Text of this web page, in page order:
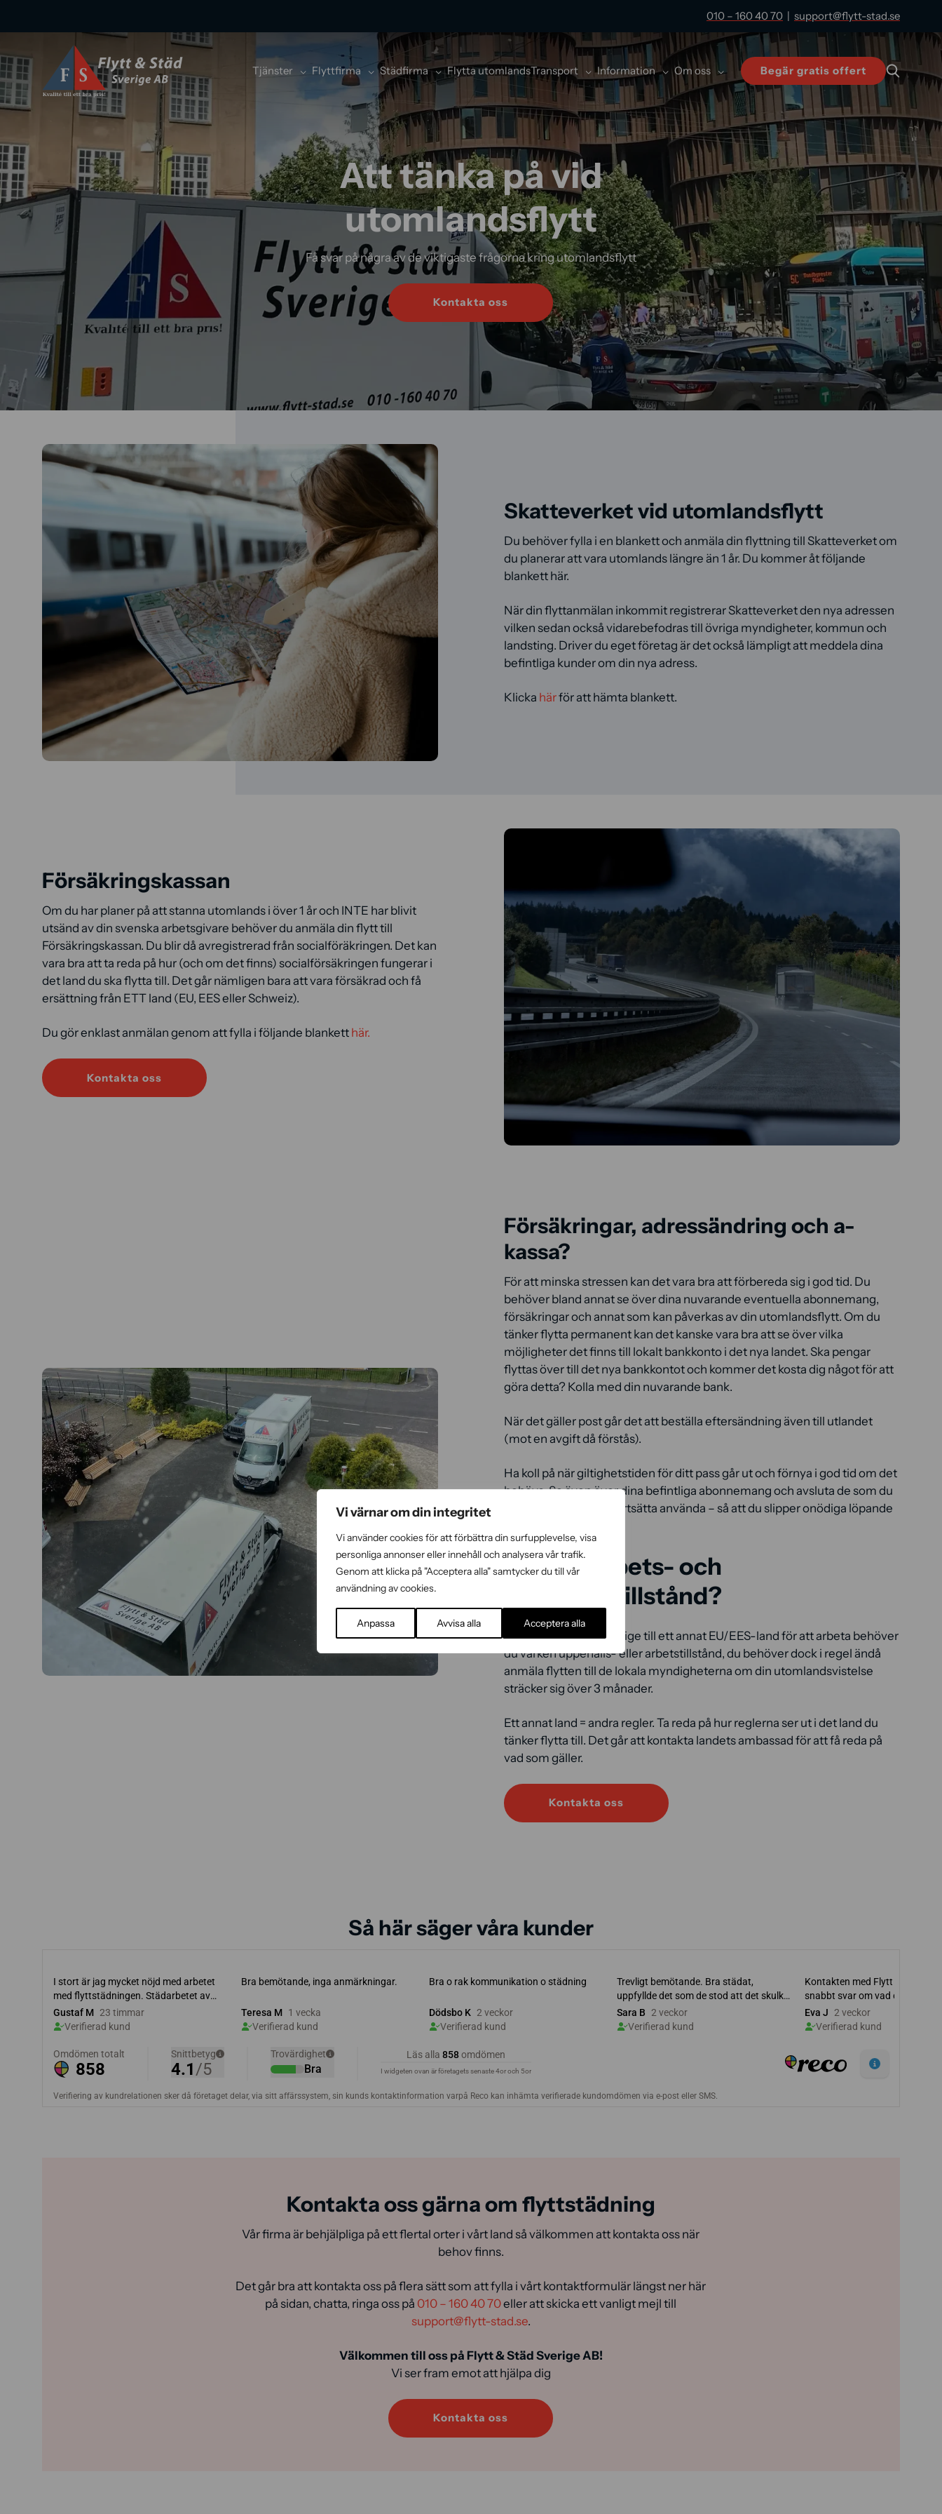
Vi värnar om din integritet
Vi använder cookies för att förbättra din surfupplevelse, visa
personliga annonser eller innehåll och analysera vår trafik.
Genom att klicka på "Acceptera alla" samtycker du till vår
användning av cookies.
Anpassa Avvisa alla Acceptera alla
010 – 160 40 70 | support@flytt-stad.se
Tjänster Flyttfirma Städfirma Flytta utomlandsTransport Information Om oss Begär gratis offert
Att tänka på vid
utomlandsflytt
Få svar på några av de viktigaste frågorna kring utomlandsflytt
Kontakta oss
Skatteverket vid utomlandsflytt
Du behöver fylla i en blankett och anmäla din flyttning till Skatteverket om
du planerar att vara utomlands längre än 1 år. Du kommer åt följande
blankett här.
När din flyttanmälan inkommit registrerar Skatteverket den nya adressen
vilken sedan också vidarebefodras till övriga myndigheter, kommun och
landsting. Driver du eget företag är det också lämpligt att meddela dina
befintliga kunder om din nya adress.
Klicka härför att hämta blankett.
Försäkringskassan
Om du har planer på att stanna utomlands i över 1 år och INTE har blivit
utsänd av din svenska arbetsgivare behöver du anmäla din flytt till
Försäkringskassan. Du blir då avregistrerad från socialföräkringen. Det kan
vara bra att ta reda på hur (och om det finns) socialförsäkringen fungerar i
det land du ska flytta till. Det går nämligen bara att vara försäkrad och få
ersättning från ETT land (EU, EES eller Schweiz).
Du gör enklast anmälan genom att fylla i följande blankett här.
Kontakta oss
Försäkringar, adressändring och a-
kassa?
För att minska stressen kan det vara bra att förbereda sig i god tid. Du
behöver bland annat se över dina nuvarande eventuella abonnemang,
försäkringar och annat som kan påverkas av din utomlandsflytt. Om du
tänker flytta permanent kan det kanske vara bra att se över vilka
möjligheter det finns till lokalt bankkonto i det nya landet. Ska pengar
flyttas över till det nya bankkontot och kommer det kosta dig något för att
göra detta? Kolla med din nuvarande bank.
När det gäller post går det att beställa eftersändning även till utlandet
(mot en avgift då förstås).
Ha koll på när giltighetstiden för ditt pass går ut och förnya i god tid om det
behövs. Se även över dina befintliga abonnemang och avsluta de som du
inte kommer kunna fortsätta använda – så att du slipper onödiga löpande
Behövs arbets- och
uppehållstillstånd?
När du flyttar från Sverige till ett annat EU/EES-land för att arbeta behöver
du varken uppehålls- eller arbetstillstånd, du behöver dock i regel ändå
anmäla flytten till de lokala myndigheterna om din utomlandsvistelse
sträcker sig över 3 månader.
Ett annat land = andra regler. Ta reda på hur reglerna ser ut i det land du
tänker flytta till. Det går att kontakta landets ambassad för att få reda på
vad som gäller.
Kontakta oss
Så här säger våra kunder
Kontakta oss gärna om flyttstädning
Vår firma är behjälpliga på ett flertal orter i vårt land så välkommen att kontakta oss när
behov finns.
Det går bra att kontakta oss på flera sätt som att fylla i vårt kontaktformulär längst ner här
på sidan, chatta, ringa oss på 010 – 160 40 70eller att skicka ett vanligt mejl till
support@flytt-stad.se.
Välkommen till oss på Flytt & Städ Sverige AB!
Vi ser fram emot att hjälpa dig
Kontakta oss